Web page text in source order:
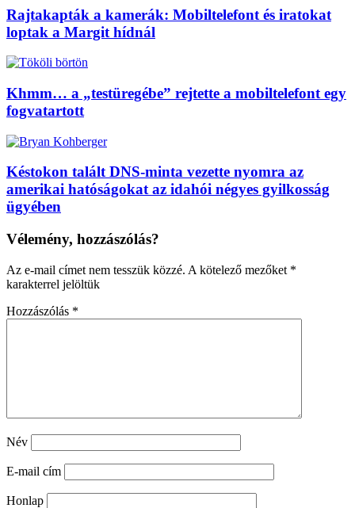
Rajtakapták a kamerák: Mobiltelefont és iratokat
loptak a Margit hídnál
Khmm… a „testüregébe” rejtette a mobiltelefont egy
fogvatartott
Késtokon talált DNS-minta vezette nyomra az
amerikai hatóságokat az idahói négyes gyilkosság
ügyében
Vélemény, hozzászólás?
Az e-mail címet nem tesszük közzé. A kötelező mezőket *
karakterrel jelöltük
Hozzászólás *
Név
E-mail cím
Honlap